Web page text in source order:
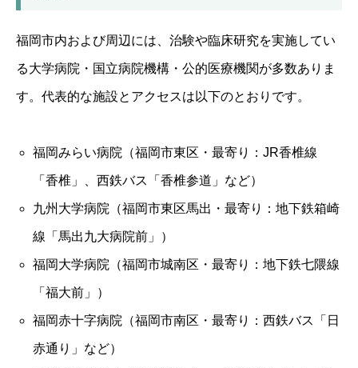
福岡市内および周辺には、治験や臨床研究を実施してい
る大学病院・国立病院機構・公的医療機関が多数ありま
す。代表的な施設とアクセスは以下のとおりです。
福岡みらい病院（福岡市東区・最寄り：JR香椎線
「香椎」、西鉄バス「香椎参道」など）
九州大学病院（福岡市東区馬出・最寄り：地下鉄箱崎
線「馬出九大病院前」）
福岡大学病院（福岡市城南区・最寄り：地下鉄七隈線
「福大前」）
福岡赤十字病院（福岡市南区・最寄り：西鉄バス「日
赤通り」など）